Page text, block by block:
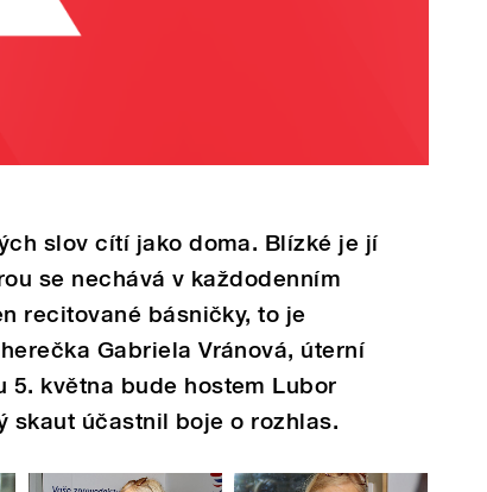
slov cítí jako doma. Blízké je jí
se nechává v každodenním
recitované básničky, to je
Gabriela Vránová, úterní
5. května bude hostem Lubor
skaut účastnil boje o rozhlas.